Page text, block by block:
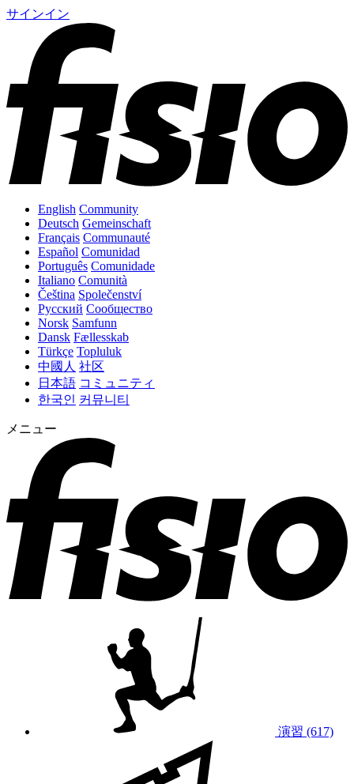
サインイン
English Community
Deutsch Gemeinschaft
Français Communauté
Español Comunidad
Português Comunidade
Italiano Comunità
Čeština Společenství
Русский Сообщество
Norsk Samfunn
Dansk Fællesskab
Türkçe Topluluk
中國人 社区
日本語 コミュニティ
한국인 커뮤니티
メニュー
演習 (617)